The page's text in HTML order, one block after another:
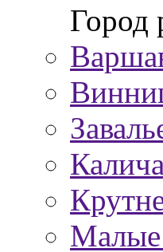
Город
Калича
Малые